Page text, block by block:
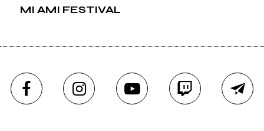
MI AMI FESTIVAL